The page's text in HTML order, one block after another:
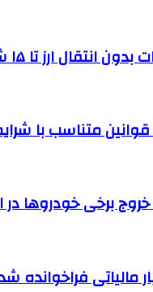
ارز تا ۱۵ شهریور
متناسب با
برخی خودروها در
مالیاتی فراخوانده